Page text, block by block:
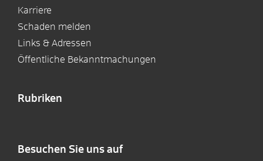
Karriere
Schaden melden
Links & Adressen
Öffentliche Bekanntmachungen
Rubriken
Besuchen Sie uns auf